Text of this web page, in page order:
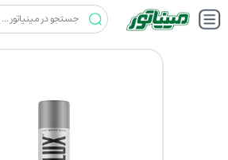
رنگ ها هپالوکس (HEPALUX) هپالوکس